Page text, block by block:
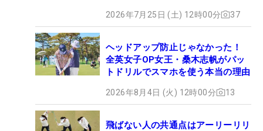
2026年7月25日 (土) 12時00分 37
ヘッドアップ防止じゃなかった！
全英女子OP女王・桑木志帆がパッ
トドリルでスマホを使う本当の理由
2026年8月4日 (火) 12時00分 13
飛ばない人の共通点はアーリーリリ